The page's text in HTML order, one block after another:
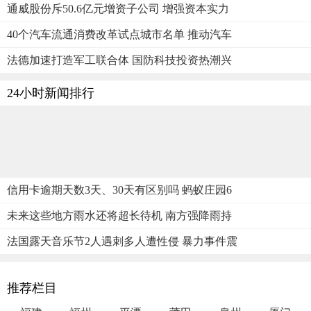
通威股份斥50.6亿元增资子公司 增强资本实力
40个汽车流通消费改革试点城市名单 推动汽车
法德加速打造军工联合体 国防科技投资热潮兴
24小时新闻排行
信用卡逾期天数3天、30天有区别吗 蚂蚁庄园6
未来这些地方雨水还将超长待机 南方强降雨持
法国露天音乐节2人遇刺多人遭性侵 暴力事件震
推荐栏目